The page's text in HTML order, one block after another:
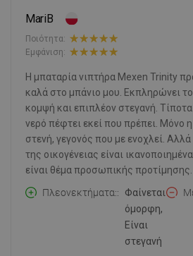
MariB
Ποιότητα:
Εμφάνιση:
Η μπαταρία νιπτήρα Mexen Trinity
καλά στο μπάνιο μου. Εκπληρώνει
κομψή και επιπλέον στεγανή. Τίποτα
νερό πέφτει εκεί που πρέπει. Μόνο
στενή, γεγονός που με ενοχλεί.
της οικογένειας είναι
είναι θέμα προσωπικής προτίμησης.
Πλεονεκτήματα:
Φαίνεται
όμορφη,
Είναι
στεγανή